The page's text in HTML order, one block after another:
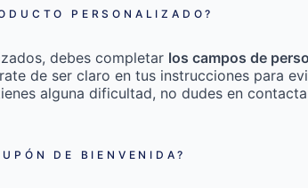
PERSONALIZADO?
debes completar los campos de
de ser claro en tus instrucciones para
alguna dificultad, no dudes en
DE BIENVENIDA?